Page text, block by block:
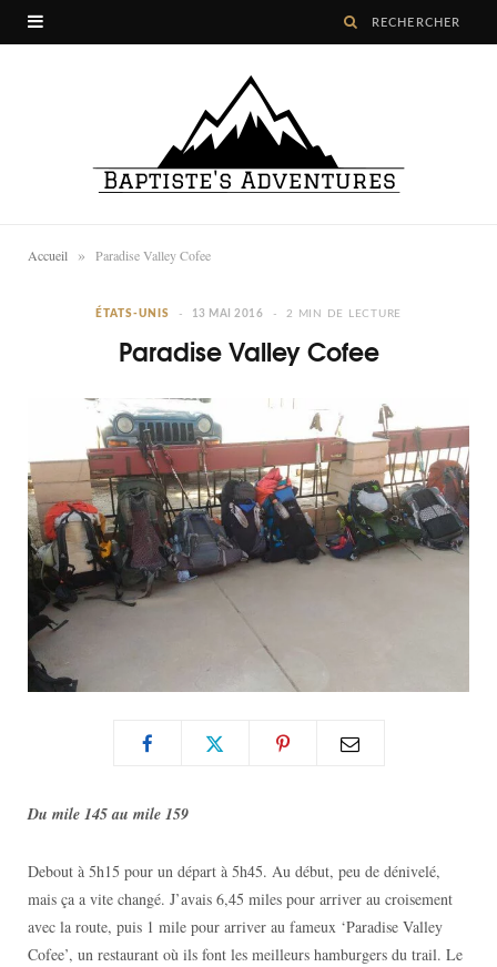
Accueil » Paradise Valley Cofee
ÉTATS-UNIS 13 MAI 2016 2 MIN DE LECTURE
Paradise Valley Cofee
Du mile 145 au mile 159
Debout à 5h15 pour un départ à 5h45. Au début, peu de dénivelé,
mais ça a vite changé. J’avais 6,45 miles pour arriver au croisement
avec la route, puis 1 mile pour arriver au fameux ‘Paradise Valley
Cofee’, un restaurant où ils font les meilleurs hamburgers du trail. Le